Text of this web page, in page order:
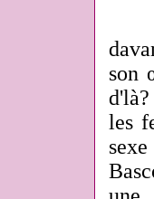
Il
son
les